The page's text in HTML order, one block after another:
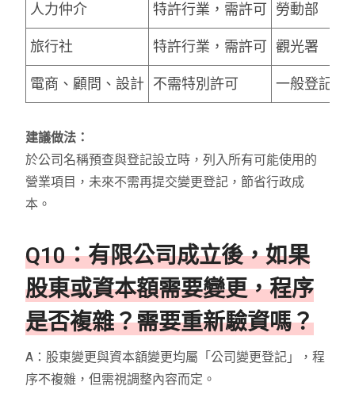
人力仲介 特許行業，需許可 勞動部
旅行社 特許行業，需許可 觀光署
電商、顧問、設計 不需特別許可 一般登記即
建議做法：
於公司名稱預查與登記設立時，列入所有可能使用的
營業項目，未來不需再提交變更登記，節省行政成
本。
Q10：有限公司成立後，如果
股東或資本額需要變更，程序
是否複雜？需要重新驗資嗎？
A：股東變更與資本額變更均屬「公司變更登記」，程
序不複雜，但需視調整內容而定。